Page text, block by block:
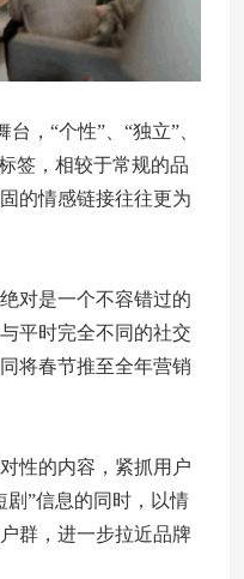
，“个性”、“独立”、
签，相较于常规的品
的情感链接往往更为
对是一个不容错过的
平时完全不同的社交
将春节推至全年营销
性的内容，紧抓用户
剧”信息的同时，以情
群，进一步拉近品牌